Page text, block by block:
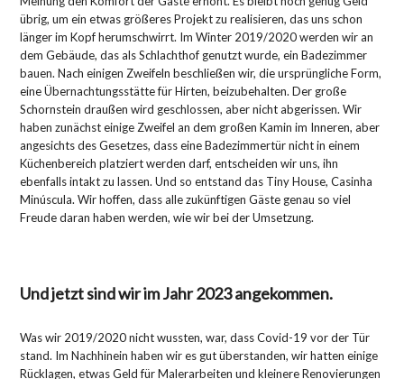
übrig, um ein etwas größeres Projekt zu realisieren, das uns schon
länger im Kopf herumschwirrt. Im Winter 2019/2020 werden wir an
dem Gebäude, das als Schlachthof genutzt wurde, ein Badezimmer
bauen. Nach einigen Zweifeln beschließen wir, die ursprüngliche Form,
eine Übernachtungsstätte für Hirten, beizubehalten. Der große
Schornstein draußen wird geschlossen, aber nicht abgerissen. Wir
haben zunächst einige Zweifel an dem großen Kamin im Inneren, aber
angesichts des Gesetzes, dass eine Badezimmertür nicht in einem
Küchenbereich platziert werden darf, entscheiden wir uns, ihn
ebenfalls intakt zu lassen. Und so entstand das Tiny House, Casinha
Minúscula. Wir hoffen, dass alle zukünftigen Gäste genau so viel
Freude daran haben werden, wie wir bei der Umsetzung.
Und jetzt sind wir im Jahr 2023 angekommen.
Was wir 2019/2020 nicht wussten, war, dass Covid-19 vor der Tür
stand. Im Nachhinein haben wir es gut überstanden, wir hatten einige
Rücklagen, etwas Geld für Malerarbeiten und kleinere Renovierungen